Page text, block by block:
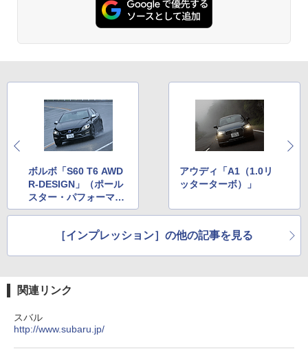
ボルボ「S60 T6 AWD
R-DESIGN」（ポール
スター・パフォーマン
スパッケージ装着車）
アウディ「A1（1.0リ
ッターターボ）」
［インプレッション］の他の記事を見る
関連リンク
スバル
http://www.subaru.jp/